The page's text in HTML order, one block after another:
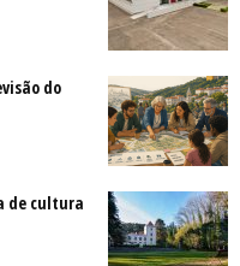
do
de cultura